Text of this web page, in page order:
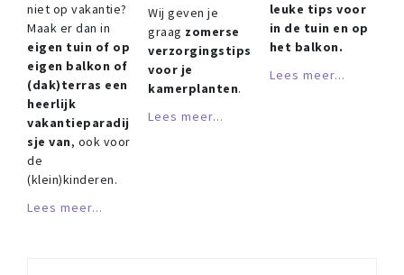
niet op vakantie?
Maak er dan in
eigen tuin of op
eigen balkon of
(dak)terras een
heerlijk
vakantieparadij
sje van, ook voor
de
(klein)kinderen.
Lees meer...
Wij geven je
graag zomerse
verzorgingstips
voor je
kamerplanten.
Lees meer...
leuke tips voor
in de tuin en op
het balkon.
Lees meer...